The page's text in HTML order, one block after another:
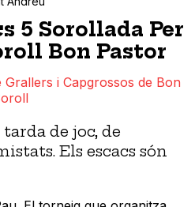
5 Sorollada Per
Bon Pastor
Grallers i Capgrossos de Bon
de joc, de
Els escacs són